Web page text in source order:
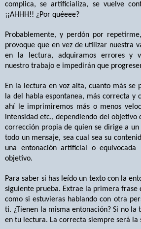
complica, se artificializa, se vuelve
¡¡AHHH!! ¿Por quéeee?
Probablemente, y perdón por
provoque que en vez de utilizar nuestra
en la lectura, adquiramos errores y
nuestro trabajo e impedirán que
En la lectura en voz alta, cuanto más se
la del habla espontanea, más correcta y
ahí le imprimiremos más o menos
intensidad etc., dependiendo del objetivo
corrección propia de quien se dirige a
todo un mensaje, sea cual sea su
una entonación artificial o equivocada
objetivo.
Para saber si has leído un texto con la
siguiente prueba. Extrae la primera frase
como si estuvieras hablando con otra
ti. ¿Tienen la misma entonación? Si no la
en tu lectura. La correcta siempre será la